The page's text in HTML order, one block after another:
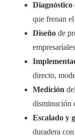
Diagnóstico
que frenan
Diseño de
directo,
Medición
disminución
Escalado y
duradera